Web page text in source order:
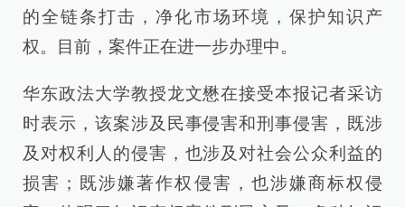
的全链条打击，净化市场环境，保护知识产
权。目前，案件正在进一步办理中。
华东政法大学教授龙文懋在接受本报记者采访
时表示，该案涉及民事侵害和刑事侵害，既涉
及对权利人的侵害，也涉及对社会公众利益的
损害；既涉嫌著作权侵害，也涉嫌商标权侵